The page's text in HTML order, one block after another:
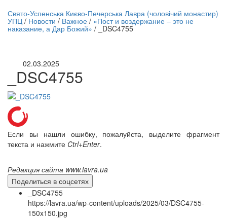
трансляция | 12 сентября
трансляции
Свято-Успенська Києво-Печерська Лавра (чоловічий монастир)
УПЦ / Новости / Важное / «Пост и воздержание – это не
наказание, а Дар Божий» / _DSC4755
02.03.2025
_DSC4755
Если вы нашли ошибку, пожалуйста, выделите фрагмент
текста и нажмите Ctrl+Enter.
Редакция сайта www.lavra.ua
Поделиться в соцсетях
_DSC4755
https://lavra.ua/wp-content/uploads/2025/03/DSC4755-
150x150.jpg